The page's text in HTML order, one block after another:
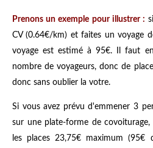
Prenons un exemple pour illustrer :
CV (0.64€/km) et faites un voyage
voyage est estimé à 95€. Il faut
nombre de voyageurs, donc de
donc sans oublier la votre.
Si vous avez prévu d'emmener 3
sur une plate-forme de
les places 23,75€ maximum (95€